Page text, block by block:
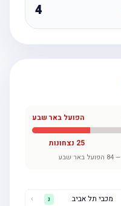
הפועל באר שבע
25נצחונות
84 הפועל באר שבע
מכבי תל אביב